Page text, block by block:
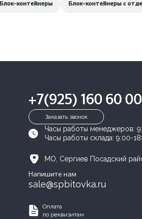
Блок-контейнеры Блок-контейнеры с
+7(925) 160 60 00
Заказать звонок
Часы работы менеджеров:
Часы работы склада: 9:00-
МО, Сергиев Посадский
Напишите нам
sale@spbitovka.ru
Оплата
по реквизитам